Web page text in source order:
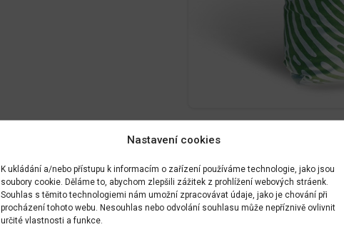
Nastavení cookies
K ukládání a/nebo přístupu k informacím o zařízení používáme technologie, jako jsou
soubory cookie. Děláme to, abychom zlepšili zážitek z prohlížení webových stráenk.
Souhlas s těmito technologiemi nám umožní zpracovávat údaje, jako je chování při
procházení tohoto webu. Nesouhlas nebo odvolání souhlasu může nepříznivě ovlivnit
určité vlastnosti a funkce.